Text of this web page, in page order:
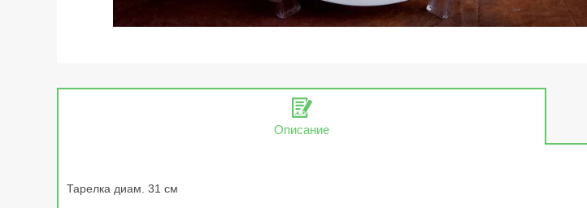
Описание
Тарелка диам. 31 см